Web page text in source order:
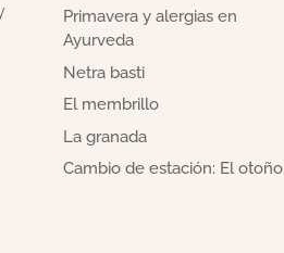
Primavera y alergias en
Ayurveda
Netra basti
El membrillo
La granada
Cambio de estación: El otoño